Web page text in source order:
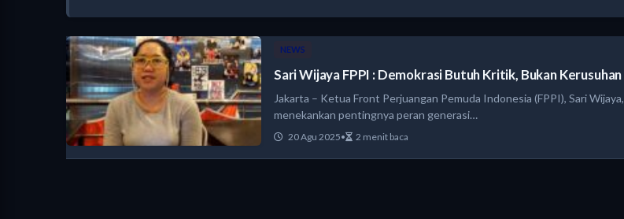
NEWS
Sari Wijaya FPPI : Demokrasi Butuh Kritik, Bukan Kerusuhan
Jakarta – Ketua Front Perjuangan Pemuda Indonesia (FPPI), Sari Wijaya,
menekankan pentingnya peran generasi…
20 Agu 2025• 2 menit baca